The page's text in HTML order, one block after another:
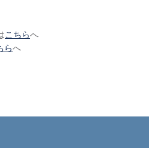
こちらへ
らへ